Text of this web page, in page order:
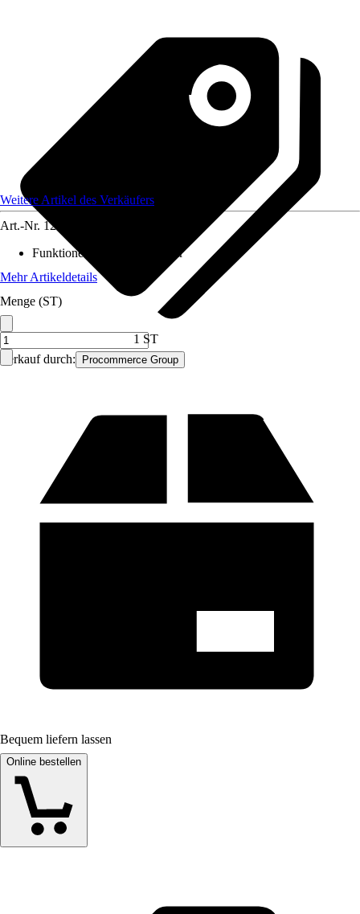
Verkauf durch: Procommerce Group
Weitere Artikel des Verkäufers
Art.-Nr. 12461892
Funktionen
Höhenverstellbar
Mehr Artikeldetails
Menge (ST)
1 ST
Bequem liefern lassen
Online bestellen